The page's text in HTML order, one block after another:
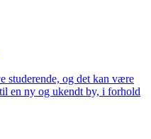
studerende, og det kan være
en ny og ukendt by, i forhold